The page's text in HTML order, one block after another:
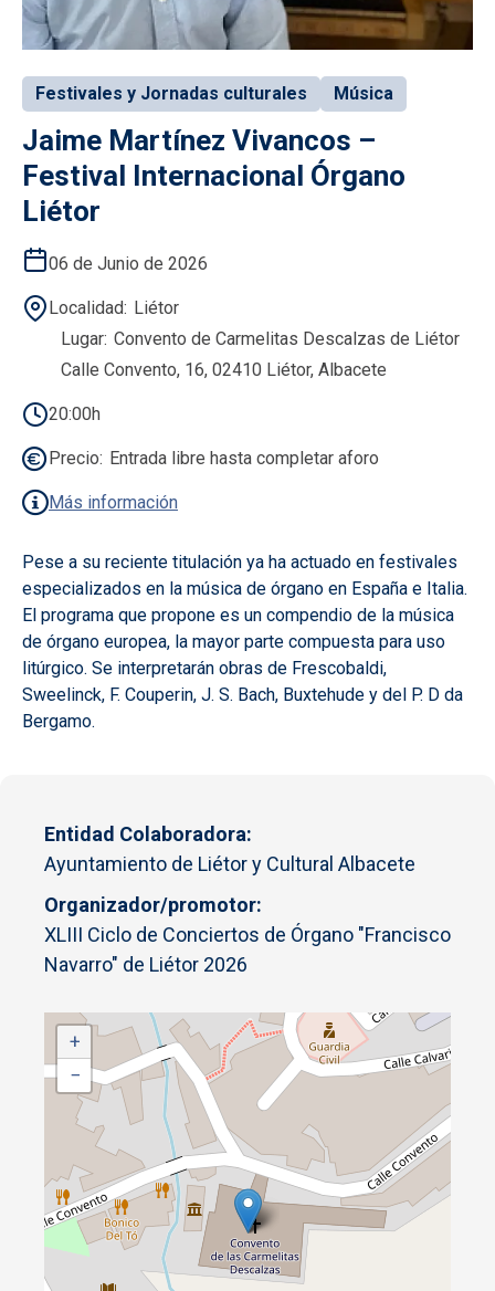
Festivales y Jornadas culturales Música
Jaime Martínez Vivancos –
Festival Internacional Órgano
Liétor
06 de Junio de 2026
Localidad Liétor
Lugar Convento de Carmelitas Descalzas de Liétor
Calle Convento, 16, 02410 Liétor, Albacete
20:00h
Precio Entrada libre hasta completar aforo
Más información
Pese a su reciente titulación ya ha actuado en festivales
especializados en la música de órgano en España e Italia.
El programa que propone es un compendio de la música
de órgano europea, la mayor parte compuesta para uso
litúrgico. Se interpretarán obras de Frescobaldi,
Sweelinck, F. Couperin, J. S. Bach, Buxtehude y del P. D da
Bergamo.
Entidad Colaboradora
Ayuntamiento de Liétor y Cultural Albacete
Organizador/promotor
XLIII Ciclo de Conciertos de Órgano "Francisco
Navarro" de Liétor 2026
+
−